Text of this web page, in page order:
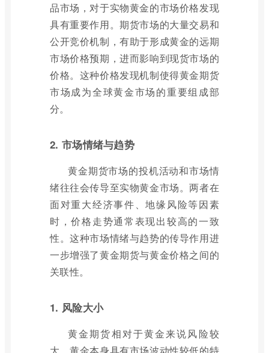
品市场，对于实物黄金的市场价格发现
具有重要作用。期货市场的大量交易和
公开竞价机制，有助于形成黄金的远期
市场价格预期，进而影响到现货市场的
价格。这种价格发现机制使得黄金期货
市场成为全球黄金市场的重要组成部
分。
2. 市场情绪与趋势
黄金期货市场的投机活动和市场情
绪往往会传导至实物黄金市场。两者在
面对重大经济事件、地缘风险等因素
时，价格走势通常表现出较高的一致
性。这种市场情绪与趋势的传导作用进
一步增强了黄金期货与黄金价格之间的
关联性。
1. 风险大小
黄金期货相对于黄金来说风险较